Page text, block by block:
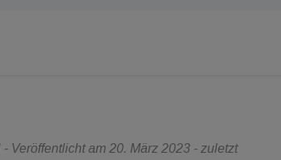
Veröffentlicht am 20. März 2023 - zuletzt